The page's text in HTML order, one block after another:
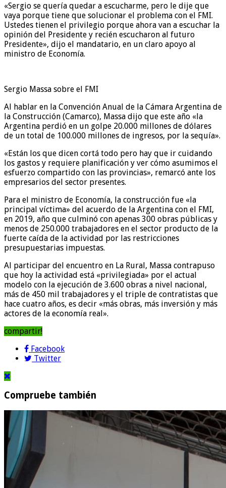
«Sergio se quería quedar a escucharme, pero le dije que
vaya porque tiene que solucionar el problema con el FMI.
Ustedes tienen el privilegio porque ahora van a escuchar la
opinión del Presidente y recién escucharon al futuro
Presidente», dijo el mandatario, en un claro apoyo al
ministro de Economía.
Sergio Massa sobre el FMI
Al hablar en la Convención Anual de la Cámara Argentina de
la Construcción (Camarco), Massa dijo que este año «la
Argentina perdió en un golpe 20.000 millones de dólares
de un total de 100.000 millones de ingresos, por la sequía».
«Están los que dicen cortá todo pero hay que ir cuidando
los gastos y requiere planificación y ver cómo asumimos el
esfuerzo compartido con las provincias», remarcó ante los
empresarios del sector presentes.
Para el ministro de Economía, la construcción fue «la
principal víctima» del acuerdo de la Argentina con el FMI,
en 2019, año que culminó con apenas 300 obras públicas y
menos de 250.000 trabajadores en el sector producto de la
fuerte caída de la actividad por las restricciones
presupuestarias impuestas.
Al participar del encuentro en La Rural, Massa contrapuso
que hoy la actividad está «privilegiada» por el actual
modelo con la ejecución de 3.600 obras a nivel nacional,
más de 450 mil trabajadores y el triple de contratistas que
hace cuatro años, es decir «más obras, más inversión y más
actores de la economía real».
compartir!
Facebook
Twitter
Compruebe también